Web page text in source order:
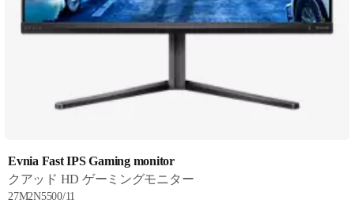
Evnia Fast IPS Gaming monitor
クアッド HD ゲーミングモニター
27M2N5500/11